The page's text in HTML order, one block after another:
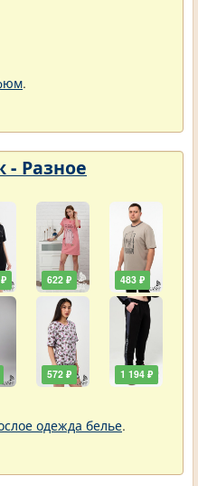
.
- Разное
622 ₽
572 ₽
483 ₽
1 194 ₽
одежда белье.